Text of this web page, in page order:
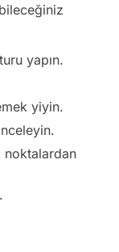
yapın.
yiyin.
noktalardan